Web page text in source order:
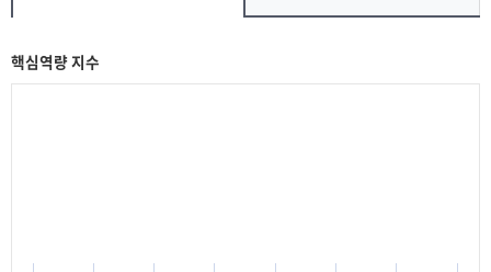
핵심역량 지수